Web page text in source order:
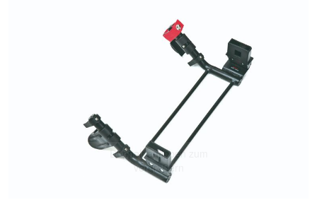
Doppelt antippen zum
vergrößern